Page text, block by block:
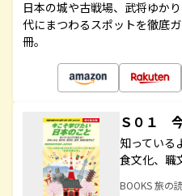
日本の城や古戦場、武将ゆか
代にまつわるスポットを徹底
冊。
Ｓ０１
知っている
食文化、職
BOOKS 旅の